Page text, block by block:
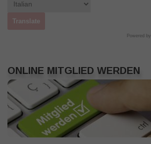
Powered by
ONLINE MITGLIED WERDEN